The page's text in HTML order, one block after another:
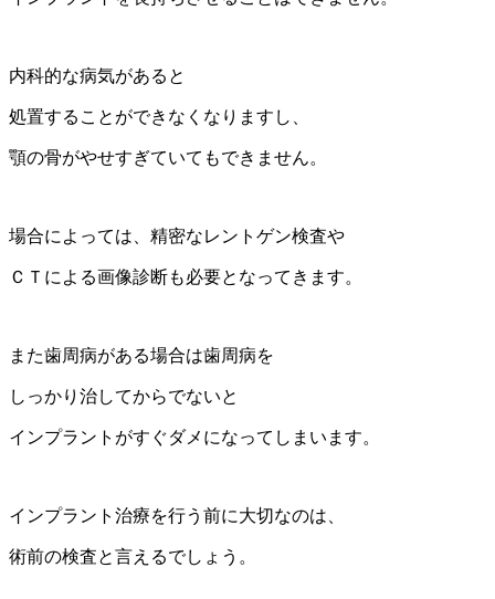
内科的な病気があると
処置することができなくなりますし、
顎の骨がやせすぎていてもできません。
場合によっては、精密なレントゲン検査や
ＣＴによる画像診断も必要となってきます。
また歯周病がある場合は歯周病を
しっかり治してからでないと
インプラントがすぐダメになってしまいます。
インプラント治療を行う前に大切なのは、
術前の検査と言えるでしょう。